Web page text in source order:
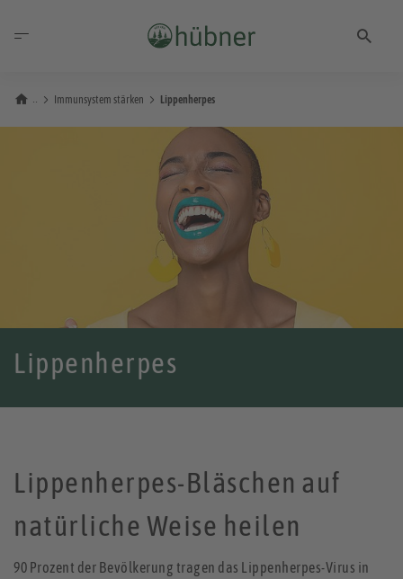
Immunsystem stärken Lippenherpes
Lippenherpes
Lippenherpes-Bläschen auf
natürliche Weise heilen
90 Prozent der Bevölkerung tragen das Lippenherpes-Virus in